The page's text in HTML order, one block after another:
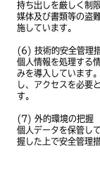
持ち出しを厳しく制
媒体及び書類等の盗
施しています。
(6) 技術的安全管理
個人情報を処理する
みを導入しています
し、アクセスを必要
す。
(7) 外的環境の把握
個人データを保管し
握した上で安全管理